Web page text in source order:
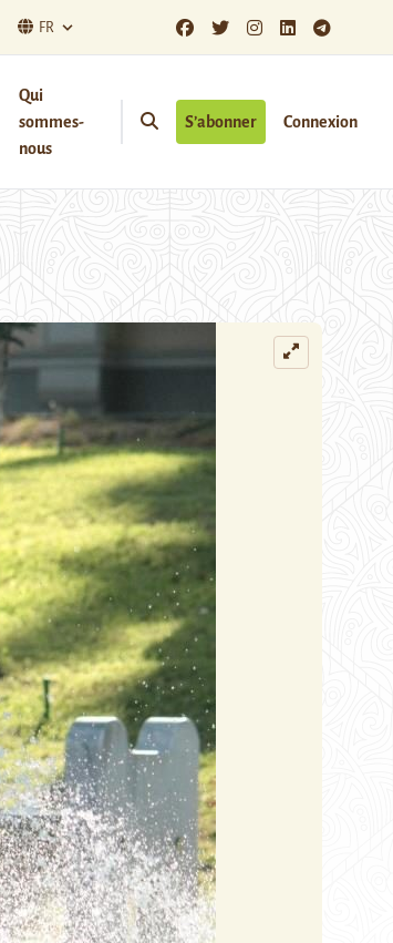
FR
Qui
sommes-
nous
S’abonner Connexion